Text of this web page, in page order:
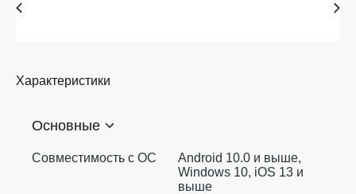
Характеристики
Основные
Совместимость с ОС
Android 10.0 и выше,
Windows 10, iOS 13 и
выше